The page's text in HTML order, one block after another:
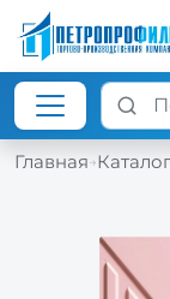
Главная→Каталог